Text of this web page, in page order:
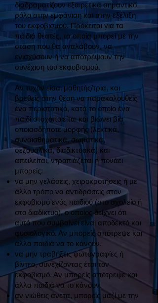
διαδραματίζουν εξαιρετικά σημαντικό
ρόλο στην εμφάνιση και στην εξέλιξη
του εκφοβισμού. Πρόκειται για τα
παιδιά θεατές, τα οποία μπορεί με την
στάση που θα αναλάβουν, να
ενισχύσουν ή να αποτρέψουν την
συνέχιση του εκφοβισμού.
Αν τυχόν είσαι μαθητής/τρια, και
βρεθείς στην θέση να παρακολουθείς
ένα περιστατικό, κατά το οποίο ένα
παιδί στοχοποιείται και βιώνει βία
οποιασδήποτε μορφής (λεκτικά,
συναισθηματικά, σωματικά,
σεξουαλικά, διαδικτυακά) και
απειλείται, ντροπιάζεται ή πονάει
μπορείς:
να μην γελάσεις, χειροκροτήσεις ή με
άλλο τρόπο να αντιδράσεις στον
εκφοβισμό ενός παιδιού (στο σχολείο ή
στο διαδίκτυο), ο οποίος δείχνει ότι
αυτό που συμβαίνει είναι αποδεκτό και
φυσιολογικό. Αν μπορείς απότρεψε και
άλλα παιδιά να το κάνουν.
να μην τραβήξεις φωτογραφίες ή
βίντεο, συνεχίζοντας έτσι τον
εκφοβισμό. Αν μπορείς απότρεψε και
άλλα παιδιά να το κάνουν.
αν νιώθεις άνετα, μπορείς μαζί με την